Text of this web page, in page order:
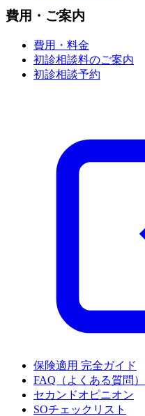
費用・ご案内
費用・料金
初診相談料のご案内
初診相談予約
保険適用 完全ガイド
FAQ（よくある質問）
セカンドオピニオン
SOチェックリスト